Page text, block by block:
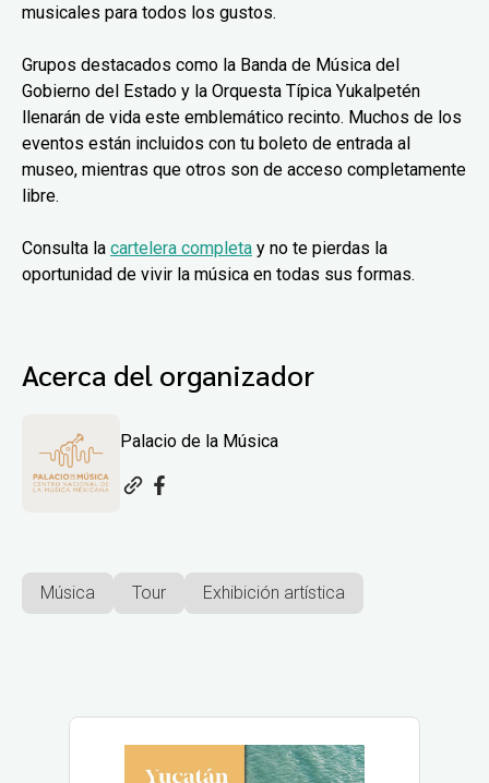
musicales para todos los gustos.
Grupos destacados como la Banda de Música del
Gobierno del Estado y la Orquesta Típica Yukalpetén
llenarán de vida este emblemático recinto. Muchos de los
eventos están incluidos con tu boleto de entrada al
museo, mientras que otros son de acceso completamente
libre.
Consulta la cartelera completa y no te pierdas la
oportunidad de vivir la música en todas sus formas.
Acerca del organizador
Palacio de la Música
Música Tour Exhibición artística